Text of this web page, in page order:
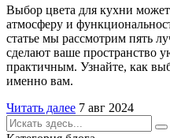
Выбор цвета для кухни может
атмосферу и
статье мы рассмотрим пять
сделают ваше пространство
практичным. Узнайте, как
именно вам.
Читать далее 7 авг 2024